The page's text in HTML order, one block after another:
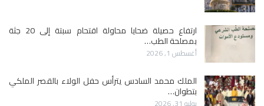
ارتفاع حصيلة ضحايا محاولة اقتحام سبتة إلى 20 جثة
بمصلحة الطب…
أغسطس 1, 2026
الملك محمد السادس يترأس حفل الولاء بالقصر الملكي
بتطوان…
يوليو 31, 2026